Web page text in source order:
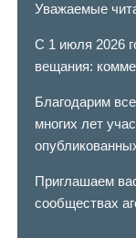
Уважаемые
С 1 июля 2026
вещания:
Благодарим
многих лет
Приглашаем
сообществах